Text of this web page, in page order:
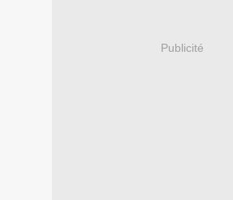
Publicité